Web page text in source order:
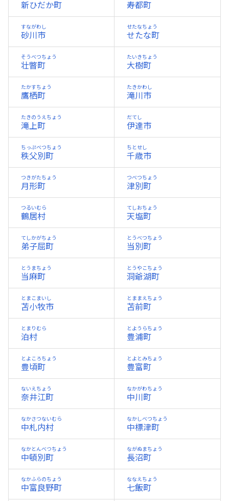
新ひだか町 寿都町
砂川市
すながわし
せたな町
せたなちょう
壮瞥町
そうべつちょう
大樹町
たいきちょう
鷹栖町
たかすちょう
滝川市
たきかわし
滝上町
たきのうえちょう
伊達市
だてし
秩父別町
ちっぷべつちょう
千歳市
ちとせし
月形町
つきがたちょう
津別町
つべつちょう
鶴居村
つるいむら
天塩町
てしおちょう
弟子屈町
てしかがちょう
当別町
とうべつちょう
当麻町
とうまちょう
洞爺湖町
とうやこちょう
苫小牧市
とまこまいし
苫前町
とままえちょう
泊村
とまりむら
豊浦町
とようらちょう
豊頃町
とよころちょう
豊富町
とよとみちょう
奈井江町
ないえちょう
中川町
なかがわちょう
中札内村
なかさつないむら
中標津町
なかしべつちょう
中頓別町
なかとんべつちょう
長沼町
ながぬまちょう
中富良野町
なかふらのちょう
七飯町
ななえちょう